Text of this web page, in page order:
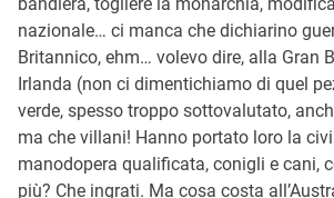
nazionale… ci manca che dichiarino
Britannico, ehm… volevo dire, alla Gran
Irlanda (non ci dimentichiamo di quel
verde, spesso troppo sottovalutato,
ma che villani! Hanno portato loro la
manodopera qualificata, conigli e cani,
più? Che ingrati. Ma cosa costa